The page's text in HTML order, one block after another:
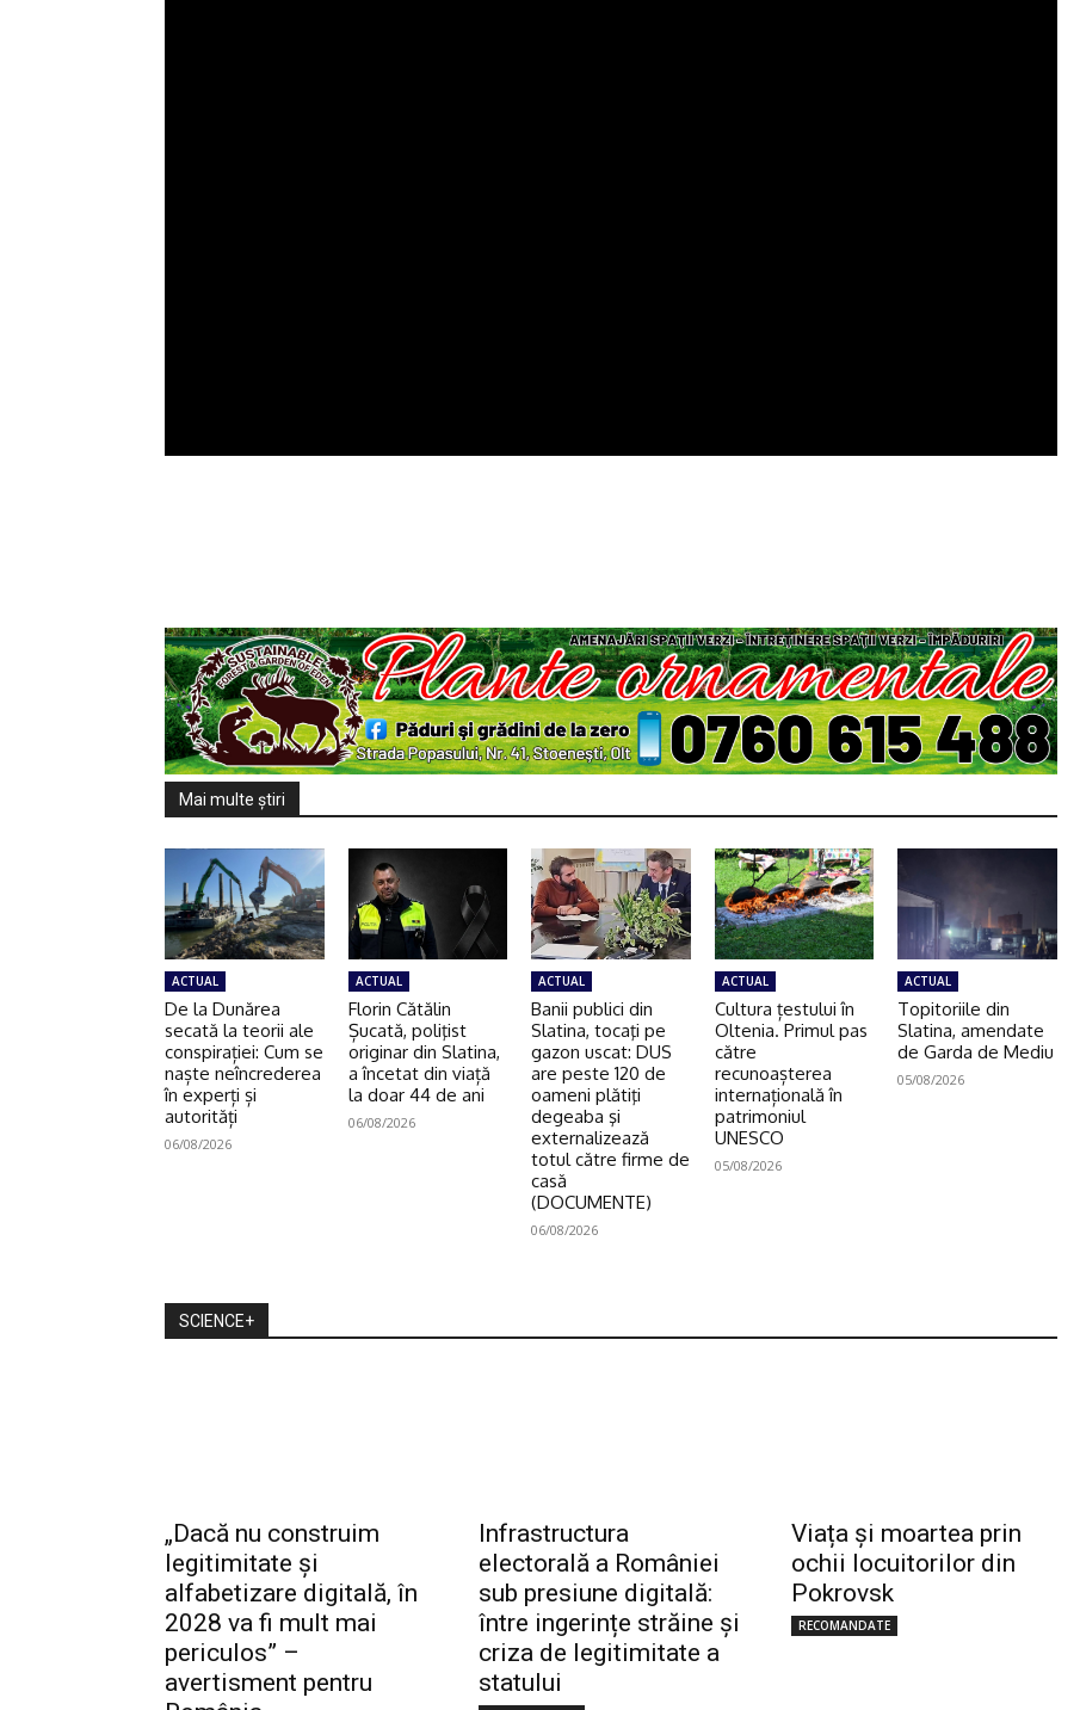
Mai multe ştiri
ACTUAL
De la Dunărea
secată la teorii ale
conspirației: Cum se
naște neîncrederea
în experți și
autorități
06/08/2026
ACTUAL
Florin Cătălin
Șucată, poliţist
originar din Slatina,
a încetat din viață
la doar 44 de ani
06/08/2026
ACTUAL
Banii publici din
Slatina, tocaţi pe
gazon uscat: DUS
are peste 120 de
oameni plătiţi
degeaba şi
externalizează
totul către firme de
casă
(DOCUMENTE)
06/08/2026
ACTUAL
Cultura țestului în
Oltenia. Primul pas
către
recunoașterea
internațională în
patrimoniul
UNESCO
05/08/2026
ACTUAL
Topitoriile din
Slatina, amendate
de Garda de Mediu
05/08/2026
SCIENCE+
„Dacă nu construim
legitimitate și
alfabetizare digitală, în
2028 va fi mult mai
periculos” –
avertisment pentru
Infrastructura
electorală a României
sub presiune digitală:
între ingerințe străine și
criza de legitimitate a
statului
Viața și moartea prin
ochii locuitorilor din
Pokrovsk
RECOMANDATE